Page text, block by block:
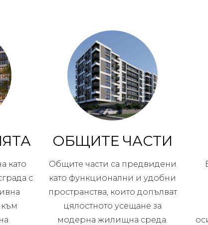
като
с
ОБЩИТЕ ЧАСТИ
Общите части са предвидени
като функционални и удобни
пространства, които допълват
цялостното усещане за
модерна жилищна среда.